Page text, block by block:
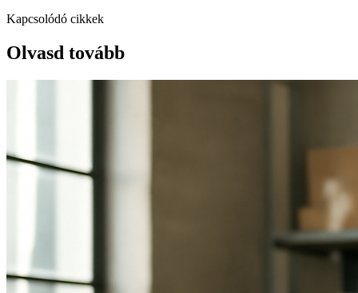
Kapcsolódó cikkek
Olvasd tovább